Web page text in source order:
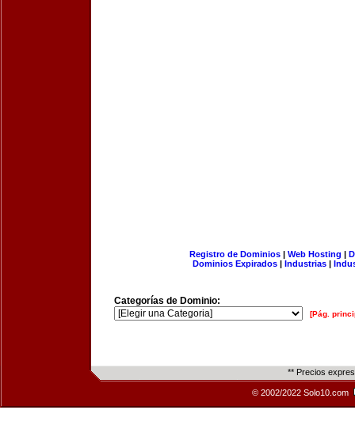
Registro de Dominios| Web Hosting |
Dominios Expirados | Industrias |
Categorías de Dominio:
[Pág.
** Precios
© 2002/2022 Solo10.com